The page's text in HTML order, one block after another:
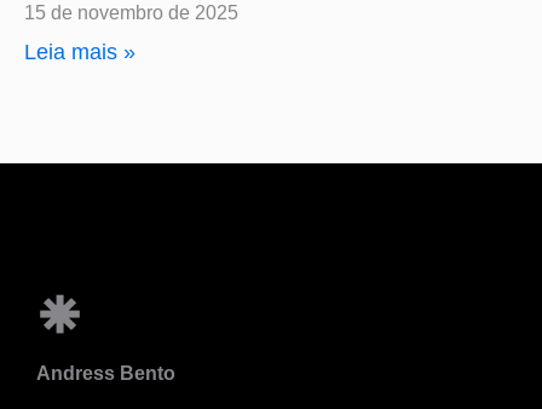
15 de novembro de 2025
Leia mais »
Andress Bento